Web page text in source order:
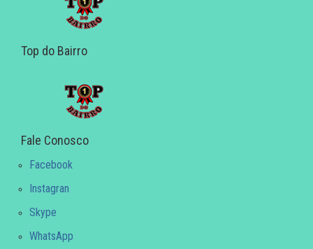
Top do Bairro
Fale Conosco
Facebook
Instagran
Skype
WhatsApp